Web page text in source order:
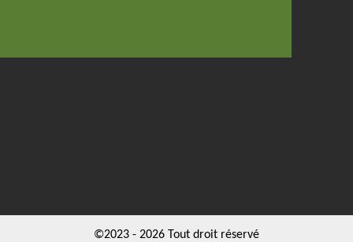
©2023 - 2026 Tout droit réservé